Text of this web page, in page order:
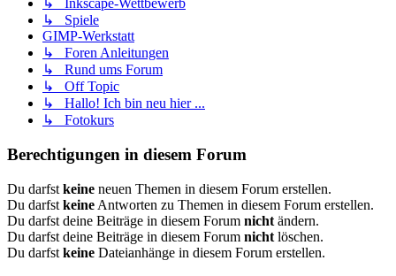
↳ Inkscape-Wettbewerb
↳ Spiele
GIMP-Werkstatt
↳ Foren Anleitungen
↳ Rund ums Forum
↳ Off Topic
↳ Hallo! Ich bin neu hier ...
↳ Fotokurs
Berechtigungen in diesem Forum
Du darfst keine neuen Themen in diesem Forum erstellen.
Du darfst keine Antworten zu Themen in diesem Forum erstellen.
Du darfst deine Beiträge in diesem Forum nicht ändern.
Du darfst deine Beiträge in diesem Forum nicht löschen.
Du darfst keine Dateianhänge in diesem Forum erstellen.